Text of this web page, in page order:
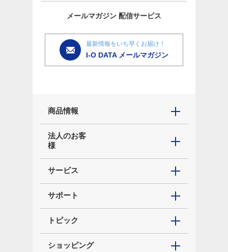
メールマガジン 配信サービス
最新情報をいち早くお届け！
I-O DATA メールマガジン
商品情報
法人のお客
様
サービス
サポート
トピック
ショッピング